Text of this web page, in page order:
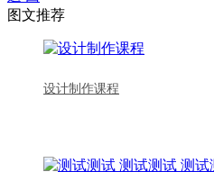
图文推荐
设计制作课程